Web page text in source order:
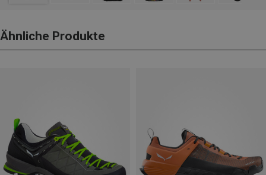
Ähnliche Produkte